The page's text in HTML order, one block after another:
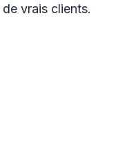
vrais clients.